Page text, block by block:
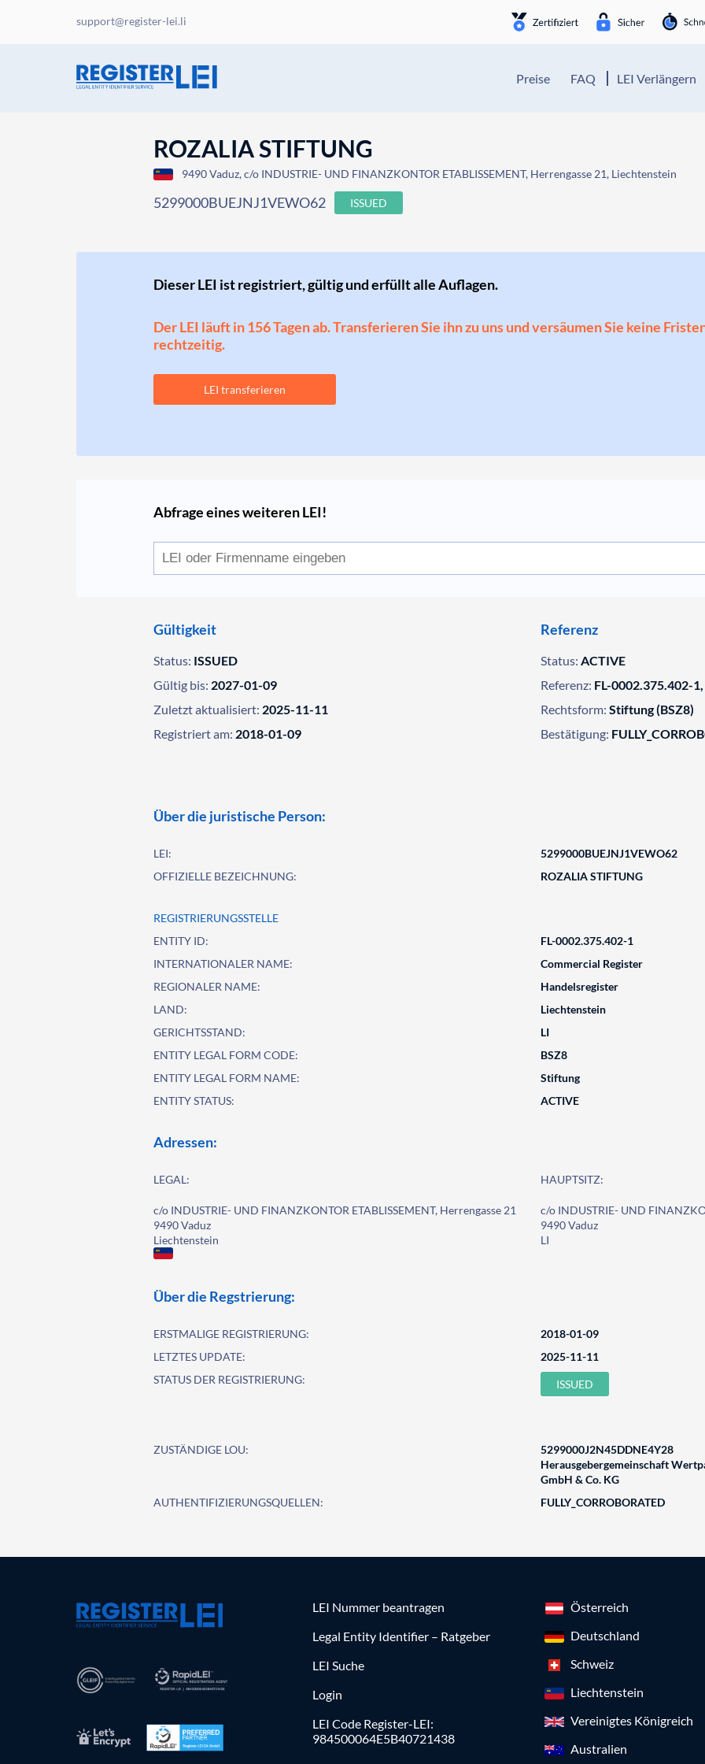
support@register-lei.li
Preise FAQ LEI Verlängern
ROZALIA STIFTUNG
9490 Vaduz, c/o INDUSTRIE- UND FINANZKONTOR ETABLISSEMENT, Herrengasse 21, Liechtenstein
5299000BUEJNJ1VEWO62 ISSUED
Dieser LEI ist registriert, gültig und erfüllt alle Auflagen.
Der LEI läuft in 156 Tagen ab. Transferieren Sie ihn zu uns und versäumen Sie keine
rechtzeitig.
LEI transferieren
Abfrage eines weiteren LEI!
Gültigkeit
Status: ISSUED
Gültig bis: 2027-01-09
Zuletzt aktualisiert: 2025-11-11
Registriert am: 2018-01-09
Referenz
Status: ACTIVE
Referenz: FL-0002.375.402-
Rechtsform: Stiftung (BSZ8)
Bestätigung:
Über die juristische Person:
LEI:
5299000BUEJNJ1VEWO62
OFFIZIELLE BEZEICHNUNG:
ROZALIA STIFTUNG
REGISTRIERUNGSSTELLE
ENTITY ID:
FL-0002.375.402-1
INTERNATIONALER NAME:
Commercial Register
REGIONALER NAME:
Handelsregister
LAND:
Liechtenstein
GERICHTSSTAND:
LI
ENTITY LEGAL FORM CODE:
BSZ8
ENTITY LEGAL FORM NAME:
Stiftung
ENTITY STATUS:
ACTIVE
Adressen:
LEGAL:
c/o INDUSTRIE- UND FINANZKONTOR ETABLISSEMENT, Herrengasse 21
9490 Vaduz
Liechtenstein
HAUPTSITZ:
c/o INDUSTRIE- UND
9490 Vaduz
LI
Über die Regstrierung:
ERSTMALIGE REGISTRIERUNG:
2018-01-09
LETZTES UPDATE:
2025-11-11
STATUS DER REGISTRIERUNG:
ISSUED
ZUSTÄNDIGE LOU:
5299000J2N45DDNE4Y28
Herausgebergemeinschaft
GmbH & Co. KG
AUTHENTIFIZIERUNGSQUELLEN:
FULLY_CORROBORATED
LEI Nummer beantragen
Legal Entity Identifier – Ratgeber
LEI Suche
Login
LEI Code Register-LEI:
984500064E5B40721438
Österreich
Deutschland
Schweiz
Liechtenstein
Vereinigtes Königreich
Australien